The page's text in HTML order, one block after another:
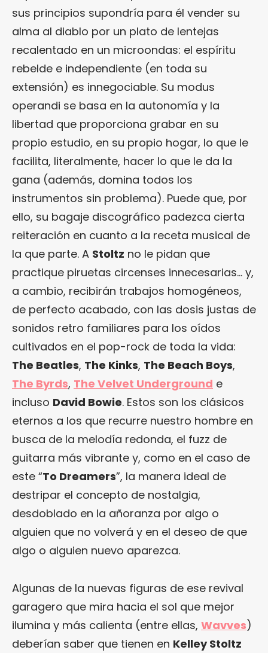
sus principios supondría para él vender su
alma al diablo por un plato de lentejas
recalentado en un microondas: el espíritu
rebelde e independiente (en toda su
extensión) es innegociable. Su modus
operandi se basa en la autonomía y la
libertad que proporciona grabar en su
propio estudio, en su propio hogar, lo que le
facilita, literalmente, hacer lo que le da la
gana (además, domina todos los
instrumentos sin problema). Puede que, por
ello, su bagaje discográfico padezca cierta
reiteración en cuanto a la receta musical de
la que parte. A Stoltz no le pidan que
practique piruetas circenses innecesarias… y,
a cambio, recibirán trabajos homogéneos,
de perfecto acabado, con las dosis justas de
sonidos retro familiares para los oídos
cultivados en el pop-rock de toda la vida:
The Beatles, The Kinks, The Beach Boys,
The Byrds, The Velvet Underground e
incluso David Bowie. Estos son los clásicos
eternos a los que recurre nuestro hombre en
busca de la melodía redonda, el fuzz de
guitarra más vibrante y, como en el caso de
este “To Dreamers”, la manera ideal de
destripar el concepto de nostalgia,
desdoblado en la añoranza por algo o
alguien que no volverá y en el deseo de que
algo o alguien nuevo aparezca.
Algunas de la nuevas figuras de ese revival
garagero que mira hacia el sol que mejor
ilumina y más calienta (entre ellas, Wavves)
deberían saber que tienen en Kelley Stoltz